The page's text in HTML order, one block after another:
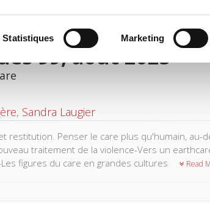
Statistiques Marketing
99, août 2025
, Sandra Laugier
restitution. Penser le care plus qu'humain, au-
traitement de la violence-Vers un
figures du care en grandes cultures
Read